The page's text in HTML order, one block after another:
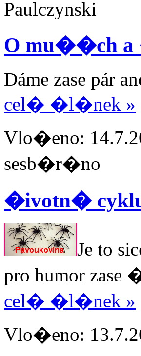
Paulczynski
O mu��ch
Dáme zase pár
cel� �l�nek »
Vlo�eno:
sesb�r�no
�ivotn�
Je to
pro humor
cel� �l�nek »
Vlo�eno: